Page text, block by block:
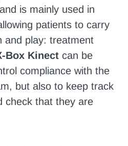
is mainly used in
patients to carry
and play: treatment
Box Kinectcan be
compliance with the
but also to keep track
check that they are